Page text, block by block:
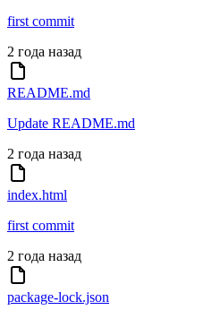
first commit
2 года назад
README.md
Update README.md
2 года назад
index.html
first commit
2 года назад
package-lock.json